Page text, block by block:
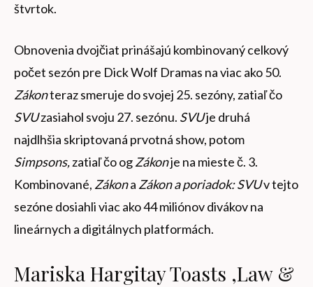
štvrtok.
Obnovenia dvojčiat prinášajú kombinovaný celkový
počet sezón pre Dick Wolf Dramas na viac ako 50.
Zákonteraz smeruje do svojej 25. sezóny, zatiaľ čo
SVUzasiahol svoju 27. sezónu. SVUje druhá
najdlhšia skriptovaná prvotná show, potom
Simpsons,zatiaľ čo ogZákonje na mieste č. 3.
Kombinované, Zákona Zákon a poriadok: SVUv tejto
sezóne dosiahli viac ako 44 miliónov divákov na
lineárnych a digitálnych platformách.
Mariska Hargitay Toasts ‚Law &